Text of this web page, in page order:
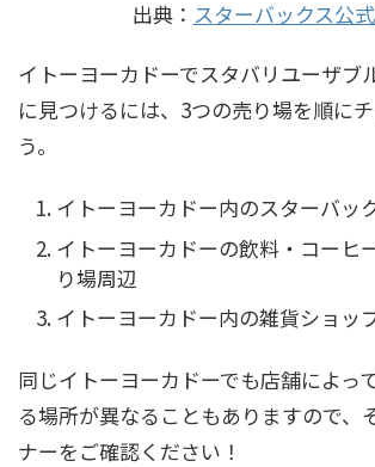
出典： スターバックス公
イトーヨーカドーでスタバリユーザブ
に見つけるには、3つの売り場を順に
う。
イトーヨーカドー内のスターバッ
イトーヨーカドーの飲料・コーヒ
り場周辺
イトーヨーカドー内の雑貨ショッ
同じイトーヨーカドーでも店舗によっ
る場所が異なることもありますので、
ナーをご確認ください！